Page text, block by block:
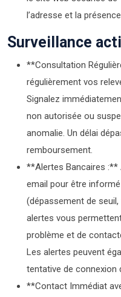
l’adresse et la
Surveillance
**Consultation
régulièrement vos
Signalez
non autorisée ou
anomalie. Un délai
remboursement.
**Alertes Bancaires :**
email pour être
(dépassement de
alertes vous
problème et de
Les alertes peuvent
tentative de connexion
**Contact Immédiat